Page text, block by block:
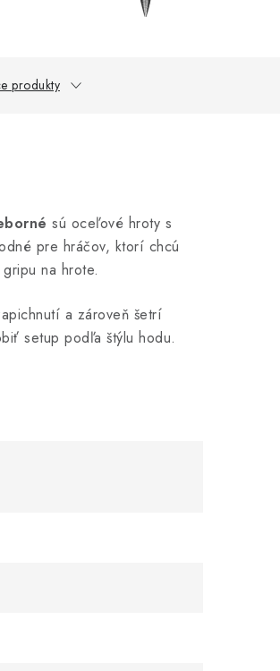
produkty
sú oceľové hroty s
pre hráčov, ktorí chcú
na hrote.
a zároveň šetrí
setup podľa štýlu hodu.